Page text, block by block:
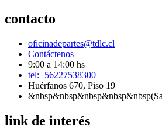
contacto
oficinadepartes@tdlc.cl
Contáctenos
9:00 a 14:00 hs
tel:+56227538300
Huérfanos 670, Piso 19
link de interés